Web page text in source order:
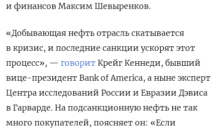
и финансов Максим Шевыренков.
«Добывающая нефть отрасль скатывается
в кризис, и последние санкции ускорят этот
процесс», — говорит Крейг Кеннеди, бывший
вице-президент Bank of America, а ныне эксперт
Центра исследований России и Евразии Дэвиса
в Гарварде. На подсанкционную нефть не так
много покупателей, поясняет он: «Если